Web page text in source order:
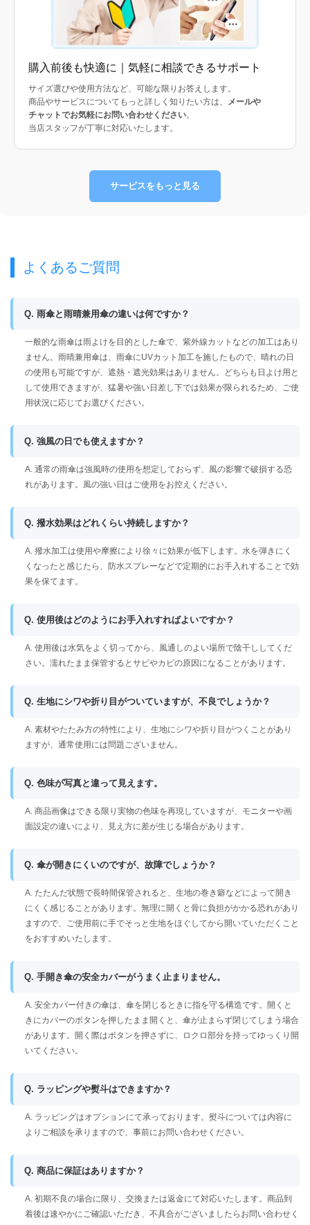
購入前後も快適に｜気軽に相談できるサポート
サイズ選びや使用方法など、可能な限りお答えします。
商品やサービスについてもっと詳しく知りたい方は、
メールや
チャットでお気軽にお問い合わせください。
当店スタッフが丁寧に対応いたします。
サービスをもっと見る
よくあるご質問
Q. 雨傘と雨晴兼用傘の違いは何ですか？
一般的な雨傘は雨よけを目的とした傘で、紫外線カットなどの加工はあり
ません。雨晴兼用傘は、雨傘にUVカット加工を施したもので、晴れの日
の使用も可能ですが、遮熱・遮光効果はありません。どちらも日よけ用と
して使用できますが、猛暑や強い日差し下では効果が限られるため、ご使
用状況に応じてお選びください。
Q. 強風の日でも使えますか？
A. 通常の雨傘は強風時の使用を想定しておらず、風の影響で破損する恐
れがあります。風の強い日はご使用をお控えください。
Q. 撥水効果はどれくらい持続しますか？
A. 撥水加工は使用や摩擦により徐々に効果が低下します。水を弾きにく
くなったと感じたら、防水スプレーなどで定期的にお手入れすることで効
果を保てます。
Q. 使用後はどのようにお手入れすればよいですか？
A. 使用後は水気をよく切ってから、風通しのよい場所で陰干ししてくだ
さい。濡れたまま保管するとサビやカビの原因になることがあります。
Q. 生地にシワや折り目がついていますが、不良でしょうか？
A. 素材やたたみ方の特性により、生地にシワや折り目がつくことがあり
ますが、通常使用には問題ございません。
Q. 色味が写真と違って見えます。
A. 商品画像はできる限り実物の色味を再現していますが、モニターや画
面設定の違いにより、見え方に差が生じる場合があります。
Q. 傘が開きにくいのですが、故障でしょうか？
A. たたんだ状態で長時間保管されると、生地の巻き癖などによって開き
にくく感じることがあります。無理に開くと骨に負担がかかる恐れがあり
ますので、ご使用前に手でそっと生地をほぐしてから開いていただくこと
をおすすめいたします。
Q. 手開き傘の安全カバーがうまく止まりません。
A. 安全カバー付きの傘は、傘を閉じるときに指を守る構造です。開くと
きにカバーのボタンを押したまま開くと、傘が止まらず閉じてしまう場合
があります。開く際はボタンを押さずに、ロクロ部分を持ってゆっくり開
いてください。
Q. ラッピングや熨斗はできますか？
A. ラッピングはオプションにて承っております。熨斗については内容に
よりご相談を承りますので、事前にお問い合わせください。
Q. 商品に保証はありますか？
A. 初期不良の場合に限り、交換または返金にて対応いたします。商品到
着後は速やかにご確認いただき、不具合がございましたらお問い合わせく